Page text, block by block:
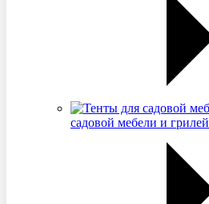
садовой мебели и грилей